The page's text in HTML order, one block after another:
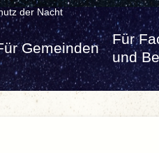
der Nacht
Gemeinden
Für
und